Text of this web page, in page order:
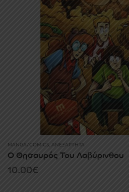
MANGA/COMICS ΑΝΕΞΆΡΤΗΤΑ
Ο Θησαυρός Του Λαβύρινθου
10.00€